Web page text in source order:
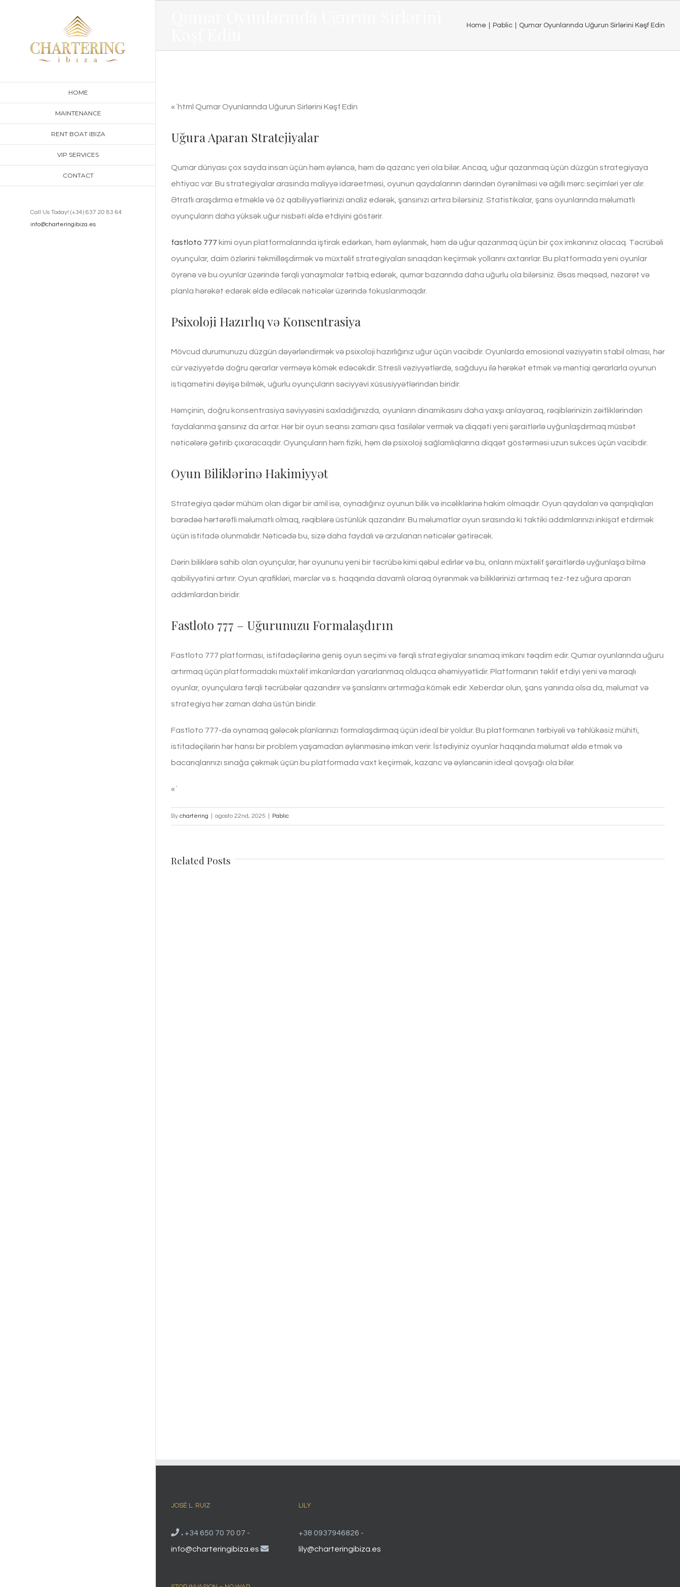
HOME
MAINTENANCE
RENT BOAT IBIZA
VIP SERVICES
CONTACT
Call Us Today! (+34) 637 20 83 64
info@charteringibiza.es
Home Pablic Qumar Oyunlarında Uğurun Sirlərini Kəşf Edin
«`html Qumar Oyunlarında Uğurun Sirlərini Kəşf Edin
Uğura Aparan Stratejiyalar
Qumar dünyası çox sayda insan üçün həm əyləncə, həm də qazanc yeri ola bilər. Ancaq, uğur qazanmaq üçün düzgün strategiyaya
ehtiyac var. Bu strategiyalar arasında maliyyə idarəetməsi, oyunun qaydalarının dərindən öyrənilməsi və ağıllı mərc seçimləri yer alır.
Ətraflı araşdırma etməklə və öz qabiliyyətlərinizi analiz edərək, şansınızı artıra bilərsiniz. Statistikalar, şans oyunlarında məlumatlı
oyunçuların daha yüksək uğur nisbəti əldə etdiyini göstərir.
fastloto 777 kimi oyun platformalarında iştirak edərkən, həm əylənmək, həm də uğur qazanmaq üçün bir çox imkanınız olacaq. Təcrübəli
oyunçular, daim özlərini təkmilləşdirmək və müxtəlif strategiyaları sınaqdan keçirmək yollarını axtarırlar. Bu platformada yeni oyunlar
öyrənə və bu oyunlar üzərində fərqli yanaşmalar tətbiq edərək, qumar bazarında daha uğurlu ola bilərsiniz. Əsas məqsəd, nəzarət və
planla hərəkət edərək əldə ediləcək nəticələr üzərində fokuslanmaqdır.
Psixoloji Hazırlıq və Konsentrasiya
Mövcud durumunuzu düzgün dəyərləndirmək və psixoloji hazırlığınız uğur üçün vacibdir. Oyunlarda emosional vəziyyətin stabil olması, hər
cür vəziyyətdə doğru qərarlar verməyə kömək edəcəkdir. Stresli vəziyyətlərdə, sağduyu ilə hərəkət etmək və məntiqi qərarlarla oyunun
istiqamətini dəyişə bilmək, uğurlu oyunçuların səciyyəvi xüsusiyyətlərindən biridir.
Həmçinin, doğru konsentrasiya səviyyəsini saxladığınızda, oyunların dinamikasını daha yaxşı anlayaraq, rəqiblərinizin zəifliklərindən
faydalanma şansınız da artar. Hər bir oyun seansı zamanı qısa fasilələr vermək və diqqəti yeni şəraitlərlə uyğunlaşdırmaq müsbət
nəticələrə gətirib çıxaracaqdır. Oyunçuların həm fiziki, həm də psixoloji sağlamlıqlarına diqqət göstərməsi uzun sukces üçün vacibdir.
Oyun Biliklərinə Hakimiyyət
Strategiya qədər mühüm olan digər bir amil isə, oynadığınız oyunun bilik və incəliklərinə hakim olmaqdır. Oyun qaydaları və qarışıqlıqları
barədəə hərtərəfli məlumatlı olmaq, rəqiblərə üstünlük qazandırır. Bu məlumatlar oyun sırasında ki taktiki addımlarınızı inkişaf etdirmək
üçün istifadə olunmalıdır. Nəticədə bu, sizə daha faydalı və arzulanan nəticələr gətirəcək.
Dərin biliklərə sahib olan oyunçular, hər oyununu yeni bir təcrübə kimi qəbul edirlər və bu, onların müxtəlif şəraitlərdə uyğunlaşa bilmə
qabiliyyətini artırır. Oyun qrafikləri, mərclər və s. haqqında davamlı olaraq öyrənmək və biliklərinizi artırmaq tez-tez uğura aparan
addımlardan biridir.
Fastloto 777 – Uğurunuzu Formalaşdırın
Fastloto 777 platforması, istifadəçilərinə geniş oyun seçimi və fərqli strategiyalar sınamaq imkanı təqdim edir. Qumar oyunlarında uğuru
artırmaq üçün platformadakı müxtəlif imkanlardan yararlanmaq olduqca əhəmiyyətlidir. Platformanın təklif etdiyi yeni və maraqlı
oyunlar, oyunçulara fərqli təcrübələr qazandırır və şanslarını artırmağa kömək edir. Xeberdar olun, şans yanında olsa da, məlumat və
strategiya hər zaman daha üstün biridir.
Fastloto 777-də oynamaq gələcək planlarınızı formalaşdırmaq üçün ideal bir yoldur. Bu platformanın tərbiyəli və təhlükəsiz mühiti,
istifadəçilərin hər hansı bir problem yaşamadan əylənməsinə imkan verir. İstədiyiniz oyunlar haqqında məlumat əldə etmək və
bacarıqlarınızı sınağa çəkmək üçün bu platformada vaxt keçirmək, kazanc və əyləncənin ideal qovşağı ola bilər.
«`
By chartering agosto 22nd, 2025 Pablic
Related Posts
JOSÉ L. RUIZ
. +34 650 70 70 07 -
info@charteringibiza.es
LILY
+38 0937946826 -
lily@charteringibiza.es